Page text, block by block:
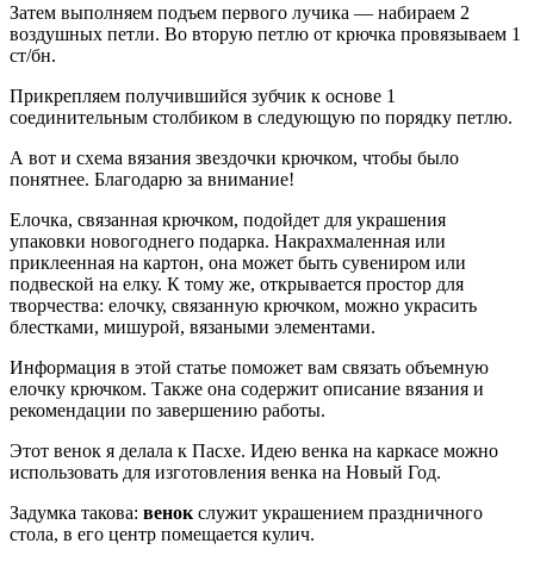
Затем выполняем подъем первого лучика — набираем 2
воздушных петли. Во вторую петлю от крючка провязываем 1
ст/бн.
Прикрепляем получившийся зубчик к основе 1
соединительным столбиком в следующую по порядку петлю.
А вот и схема вязания звездочки крючком, чтобы было
понятнее. Благодарю за внимание!
Елочка, связанная крючком, подойдет для украшения
упаковки новогоднего подарка. Накрахмаленная или
приклеенная на картон, она может быть сувениром или
подвеской на елку. К тому же, открывается простор для
творчества: елочку, связанную крючком, можно украсить
блестками, мишурой, вязаными элементами.
Информация в этой статье поможет вам связать объемную
елочку крючком. Также она содержит описание вязания и
рекомендации по завершению работы.
Этот венок я делала к Пасхе. Идею венка на каркасе можно
использовать для изготовления венка на Новый Год.
Задумка такова: венок служит украшением праздничного
стола, в его центр помещается кулич.